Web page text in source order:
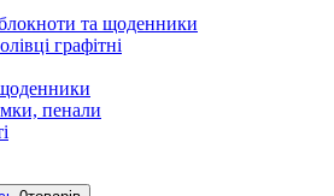
та щоденники
графітні
пенали